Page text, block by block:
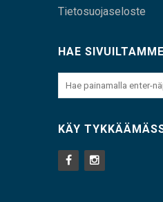
Tietosuojaseloste
HAE SIVUILTAMME
KÄY